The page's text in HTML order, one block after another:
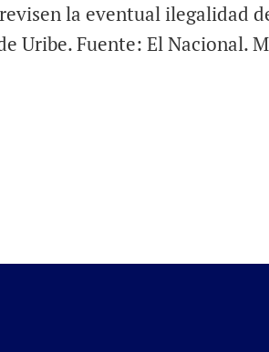
la eventual ilegalidad
Uribe. Fuente: El Nacional.